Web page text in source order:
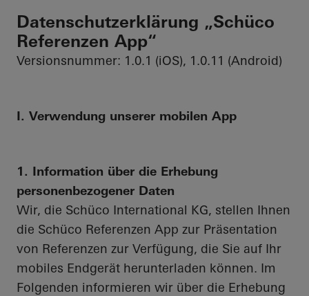
Datenschutzerklärung „Schüco
Referenzen App“
Versionsnummer: 1.0.1 (iOS), 1.0.11 (Android)
I. Verwendung unserer mobilen App
1. Information über die Erhebung
personenbezogener Daten
Wir, die Schüco International KG, stellen Ihnen
die Schüco Referenzen App zur Präsentation
von Referenzen zur Verfügung, die Sie auf Ihr
mobiles Endgerät herunterladen können. Im
Folgenden informieren wir über die Erhebung